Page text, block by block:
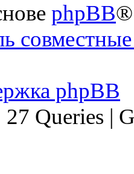
phpBB®
phpBB
Queries |